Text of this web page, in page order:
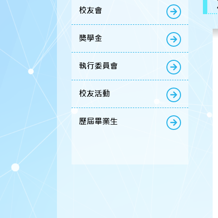
校友會
獎學金
執行委員會
校友活動
歷屆畢業生